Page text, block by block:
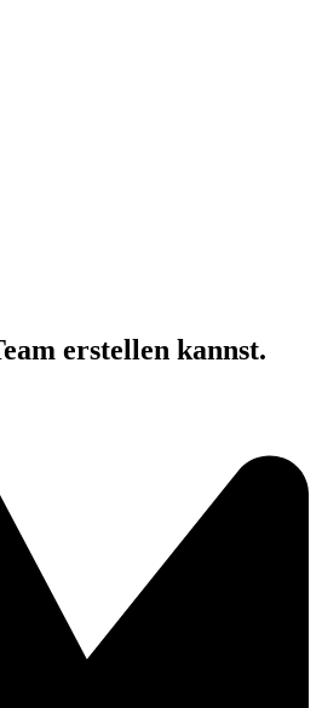
erstellen kannst.